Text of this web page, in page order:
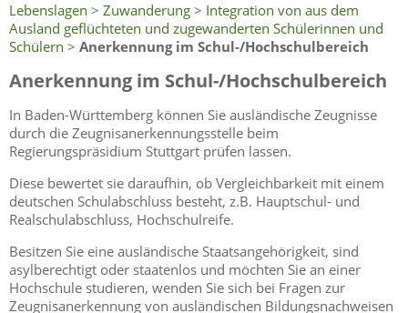
Lebenslagen > Zuwanderung > Integration von aus dem
Ausland geflüchteten und zugewanderten Schülerinnen und
Schülern > Anerkennung im Schul-/Hochschulbereich
Anerkennung im Schul-/Hochschulbereich
In Baden-Württemberg können Sie ausländische Zeugnisse
durch die Zeugnisanerkennungsstelle beim
Regierungspräsidium Stuttgart prüfen lassen.
Diese bewertet sie daraufhin, ob Vergleichbarkeit mit einem
deutschen Schulabschluss besteht, z.B. Hauptschul- und
Realschulabschluss, Hochschulreife.
Besitzen Sie eine ausländische Staatsangehörigkeit, sind
asylberechtigt oder staatenlos und möchten Sie an einer
Hochschule studieren, wenden Sie sich bei Fragen zur
Zeugnisanerkennung von ausländischen Bildungsnachweisen